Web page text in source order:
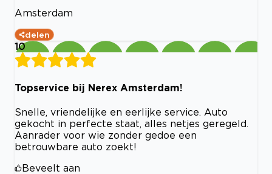
Amsterdam
delen
10
Topservice bij Nerex Amsterdam!
Snelle, vriendelijke en eerlijke service. Auto
gekocht in perfecte staat, alles netjes geregeld.
Aanrader voor wie zonder gedoe een
betrouwbare auto zoekt!
Beveelt aan